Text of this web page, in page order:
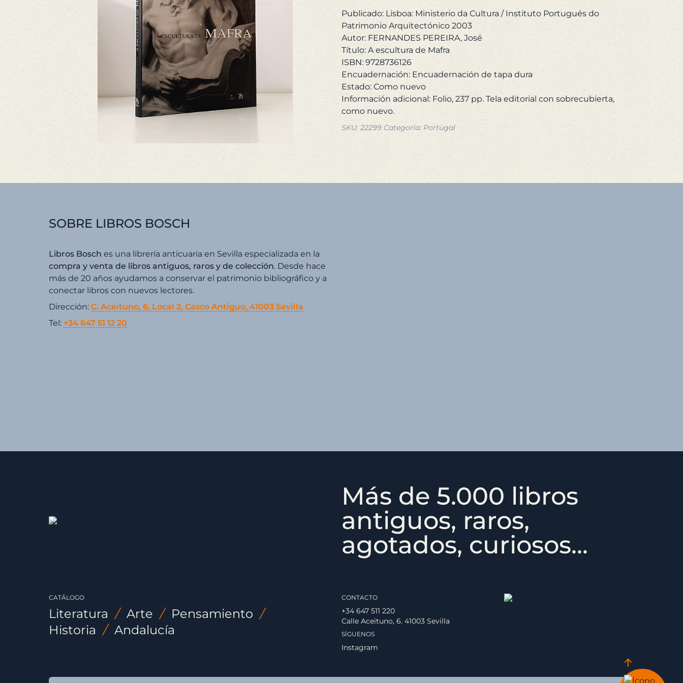
120,00 €.114,00 €.
Publicado: Lisboa: Ministerio da Cultura / Instituto Portugués do
Patrimonio Arquitectónico 2003
Autor: FERNANDES PEREIRA, José
Título: A escultura de Mafra
ISBN: 9728736126
Encuadernación: Encuadernación de tapa dura
Estado: Como nuevo
Información adicional: Folio, 237 pp. Tela editorial con sobrecubierta,
SKU: 22299 Categoría: Portugal
SOBRE LIBROS BOSCH
Libros Bosch es una librería anticuaria en Sevilla especializada en la
compra y venta de libros antiguos, raros y de colección. Desde hace
más de 20 años ayudamos a conservar el patrimonio bibliográfico y a
conectar libros con nuevos lectores.
Dirección: C. Aceituno, 6, Local 2, Casco Antiguo, 41003 Sevilla
Tel: +34 647 51 12 20
Más de 5.000 libros
antiguos, raros,
agotados, curiosos...
CATÁLOGO
Literatura / Arte / Pensamiento /
Historia / Andalucía
CONTACTO
+34 647 511 220
Calle Aceituno, 6. 41003 Sevilla
SÍGUENOS
Instagram